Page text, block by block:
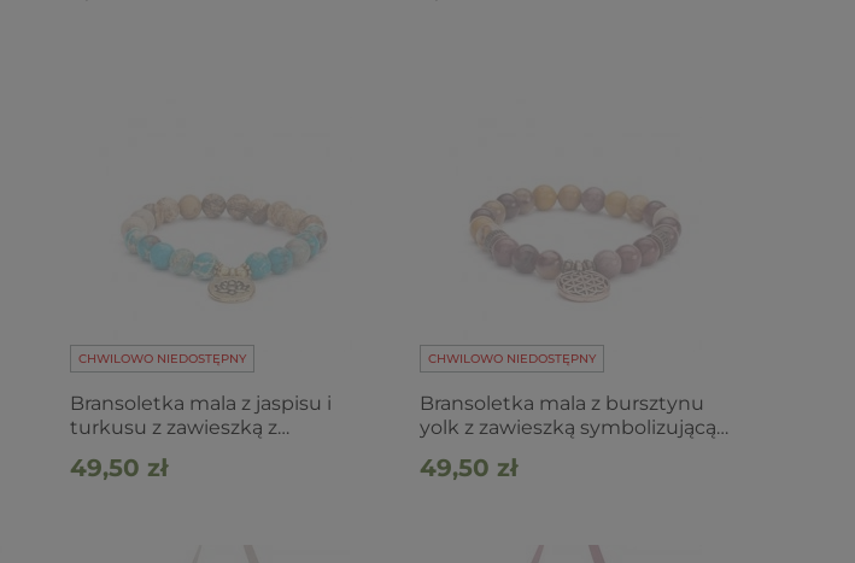
CHWILOWO NIEDOSTĘPNY
Bransoletka mala z jaspisu i
turkusu z zawieszką z
49,50 zł
CHWILOWO NIEDOSTĘPNY
Bransoletka mala z bursztynu
yolk z zawieszką symbolizującą
49,50 zł